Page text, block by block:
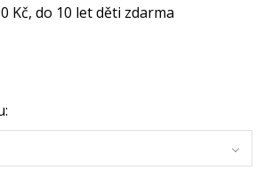
Kč, do 10 let děti zdarma